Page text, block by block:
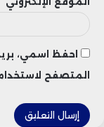
احفظ اسمي،
المتصفح